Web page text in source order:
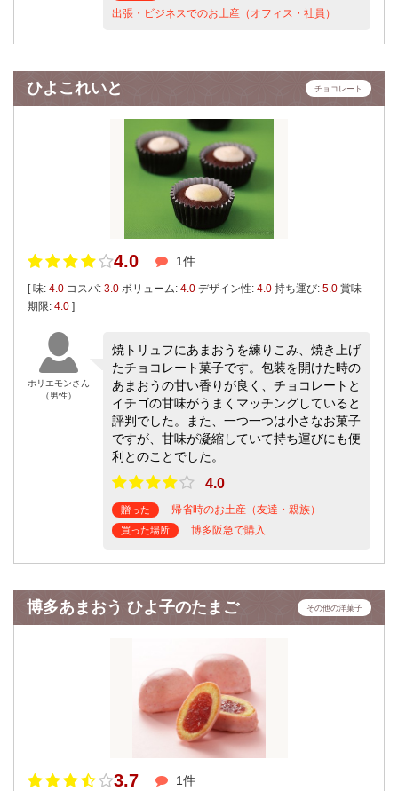
出張・ビジネスでのお土産（オフィス・社員）
ひよこれいと チョコレート
4.0 1件
[ 味: 4.0 コスパ: 3.0 ボリューム: 4.0 デザイン性: 4.0 持ち運び: 5.0 賞味
期限: 4.0 ]
ホリエモンさん
（男性）
焼トリュフにあまおうを練りこみ、焼き上げ
たチョコレート菓子です。包装を開けた時の
あまおうの甘い香りが良く、チョコレートと
イチゴの甘味がうまくマッチングしていると
評判でした。また、一つ一つは小さなお菓子
ですが、甘味が凝縮していて持ち運びにも便
利とのことでした。
4.0
贈った 帰省時のお土産（友達・親族）
買った場所 博多阪急で購入
博多あまおう ひよ子のたまご その他の洋菓子
3.7 1件